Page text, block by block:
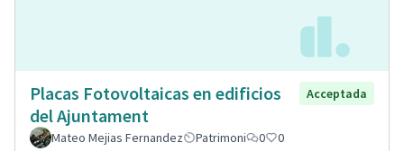
Placas Fotovoltaicas en edificios
del Ajuntament
Acceptada
Mateo Mejias Fernandez Patrimoni 0 0